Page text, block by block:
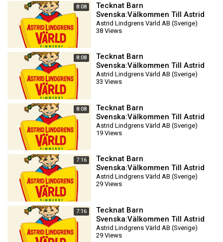
8:08
Tecknat Barn
Svenska:Välkommen Till Astrid
Lindgrens Värld AB (1981-2024)
DVDRIPPEN (Svenska) Biotra
Astrid Lindgrens Värld AB (Sverige)
38 Views
8:08
Tecknat Barn
Svenska:Välkommen Till Astrid
Lindgrens Värld AB (1981-2024)
DVDRIPPEN (Svenska) Biotra
Astrid Lindgrens Värld AB (Sverige)
33 Views
8:08
Tecknat Barn
Svenska:Välkommen Till Astrid
Lindgrens Värld AB (1981-2024)
DVDRIPPEN (Svenska) Biotra
Astrid Lindgrens Värld AB (Sverige)
19 Views
7:16
Tecknat Barn
Svenska:Välkommen Till Astrid
Lindgrens Värld AB (1981-2024)
DVDRIPPEN (Svenska) Traile
Astrid Lindgrens Värld AB (Sverige)
29 Views
7:16
Tecknat Barn
Svenska:Välkommen Till Astrid
Lindgrens Värld AB (1981-2024)
DVDRIPPEN (Svenska) Traile
Astrid Lindgrens Värld AB (Sverige)
29 Views